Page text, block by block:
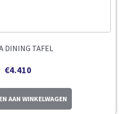
DINING TAFEL
€4.410
AAN WINKELWAGEN